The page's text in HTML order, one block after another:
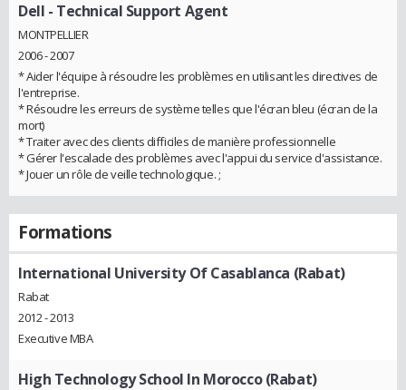
Dell - Technical Support Agent
MONTPELLIER
2006 - 2007
* Aider l'équipe à résoudre les problèmes en utilisant les directives de
l'entreprise.
* Résoudre les erreurs de système telles que l'écran bleu (écran de la
mort)
* Traiter avec des clients difficiles de manière professionnelle
* Gérer l'escalade des problèmes avec l'appui du service d'assistance.
* Jouer un rôle de veille technologique. ;
Formations
International University Of Casablanca (Rabat)
Rabat
2012 - 2013
Executive MBA
High Technology School In Morocco (Rabat)